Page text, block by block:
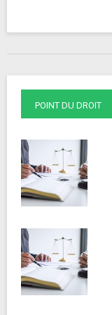
POINT DU DROIT